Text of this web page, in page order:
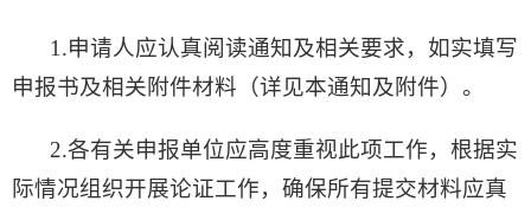
1.申请人应认真阅读通知及相关要求，如实填写
申报书及相关附件材料（详见本通知及附件）。
2.各有关申报单位应高度重视此项工作，根据实
际情况组织开展论证工作，确保所有提交材料应真